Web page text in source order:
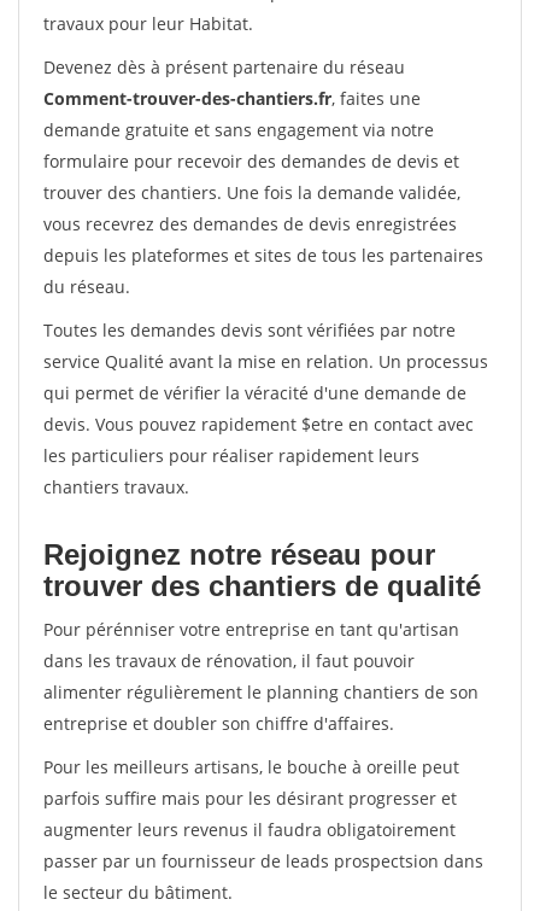
travaux pour leur Habitat.
Devenez dès à présent partenaire du réseau
Comment-trouver-des-chantiers.fr, faites une
demande gratuite et sans engagement via notre
formulaire pour recevoir des demandes de devis et
trouver des chantiers. Une fois la demande validée,
vous recevrez des demandes de devis enregistrées
depuis les plateformes et sites de tous les partenaires
du réseau.
Toutes les demandes devis sont vérifiées par notre
service Qualité avant la mise en relation. Un processus
qui permet de vérifier la véracité d'une demande de
devis. Vous pouvez rapidement $etre en contact avec
les particuliers pour réaliser rapidement leurs
chantiers travaux.
Rejoignez notre réseau pour
trouver des chantiers de qualité
Pour pérénniser votre entreprise en tant qu'artisan
dans les travaux de rénovation, il faut pouvoir
alimenter régulièrement le planning chantiers de son
entreprise et doubler son chiffre d'affaires.
Pour les meilleurs artisans, le bouche à oreille peut
parfois suffire mais pour les désirant progresser et
augmenter leurs revenus il faudra obligatoirement
passer par un fournisseur de leads prospectsion dans
le secteur du bâtiment.